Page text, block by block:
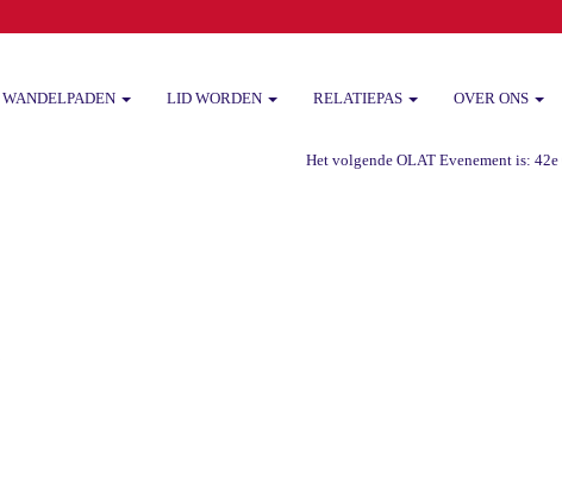
WANDELPADEN LID WORDEN RELATIEPAS OVER ONS
Het volgende OLAT Evenement is: 42e